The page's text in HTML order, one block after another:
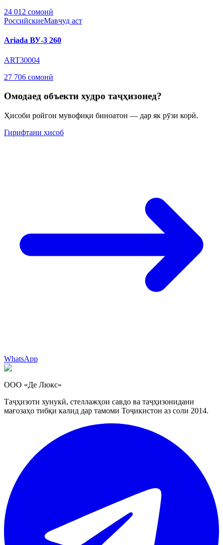
24 012 сомонӣ
РоссийскиеМавҷуд аст
Ariada ВУ-3 260
ART30004
27 706 сомонӣ
Омодаед объекти худро таҷҳизонед?
Ҳисоби ройгон мувофиқи биноатон — дар як рӯзи корӣ.
Гирифтани ҳисоб
WhatsApp
ООО «Де Люкс»
Таҷҳизоти хунукӣ, стеллажҳои савдо ва таҷҳизонидани
мағозаҳо тибқи калид дар тамоми Тоҷикистон аз соли 2014.